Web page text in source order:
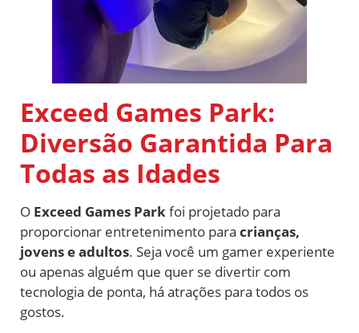
Exceed Games Park:
Diversão Garantida Para
Todas as Idades
O Exceed Games Parkfoi projetado para
proporcionar entretenimento para crianças,
jovens e adultos. Seja você um gamer experiente
ou apenas alguém que quer se divertir com
tecnologia de ponta, há atrações para todos os
gostos.